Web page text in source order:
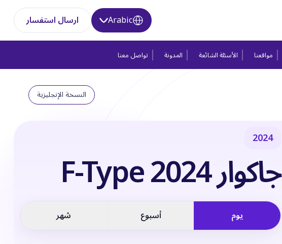
Arabic ارسال استفسار
مواقعنا الأسئلة الشائعة المدونة تواصل معنا
النسخة الإنجليزية
2024
جاكوار F-Type 2024
يوم أسبوع شهر